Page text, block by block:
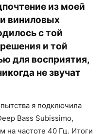
из моей
виниловых
с той
и той
для восприятия,
не звучат
я подключила
Bass Subissimo,
на частоте 40 Гц. Итоги